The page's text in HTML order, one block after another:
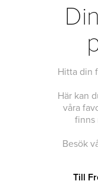
Hitta din
Här kan
våra
finns
Besök
Till